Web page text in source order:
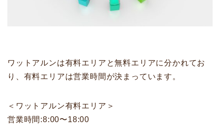
ワットアルンは有料エリアと無料エリアに分かれてお
り、有料エリアは営業時間が決まっています。
＜ワットアルン有料エリア＞
営業時間:8:00〜18:00